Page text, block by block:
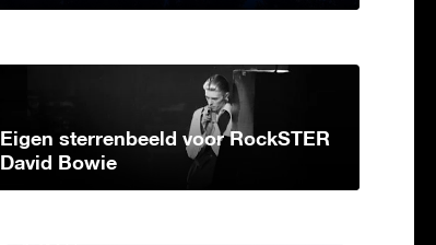
Eigen sterrenbeeld voor RockSTER
David Bowie